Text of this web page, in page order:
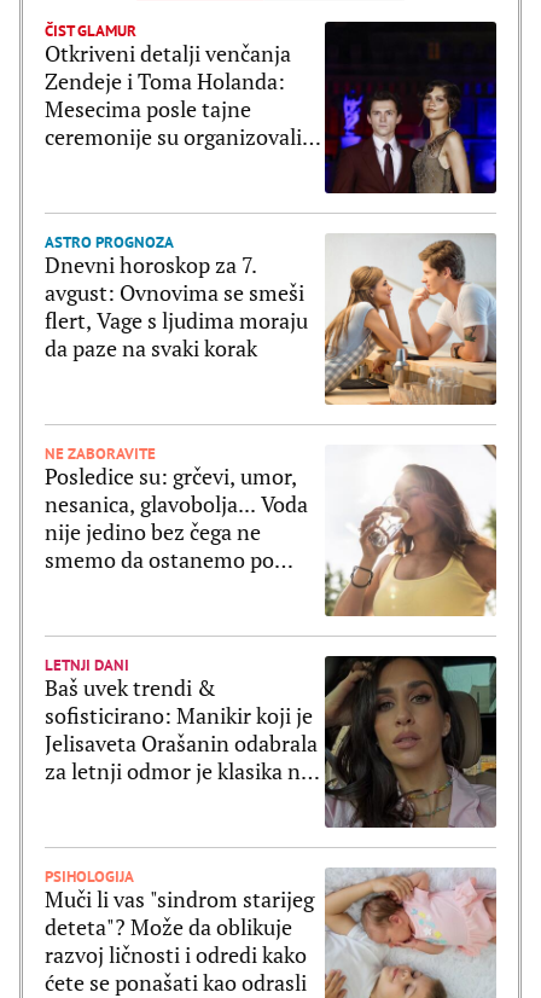
ČIST GLAMUR
Otkriveni detalji venčanja
Zendeje i Toma Holanda:
Mesecima posle tajne
ceremonije su organizovali
ASTRO PROGNOZA
Dnevni horoskop za 7.
avgust: Ovnovima se smeši
flert, Vage s ljudima moraju
da paze na svaki korak
NE ZABORAVITE
Posledice su: grčevi, umor,
nesanica, glavobolja... Voda
nije jedino bez čega ne
smemo da ostanemo po
LETNJI DANI
Baš uvek trendi &
sofisticirano: Manikir koji je
Jelisaveta Orašanin odabrala
za letnji odmor je klasika na
PSIHOLOGIJA
Muči li vas "sindrom starijeg
deteta"? Može da oblikuje
razvoj ličnosti i odredi kako
ćete se ponašati kao odrasli